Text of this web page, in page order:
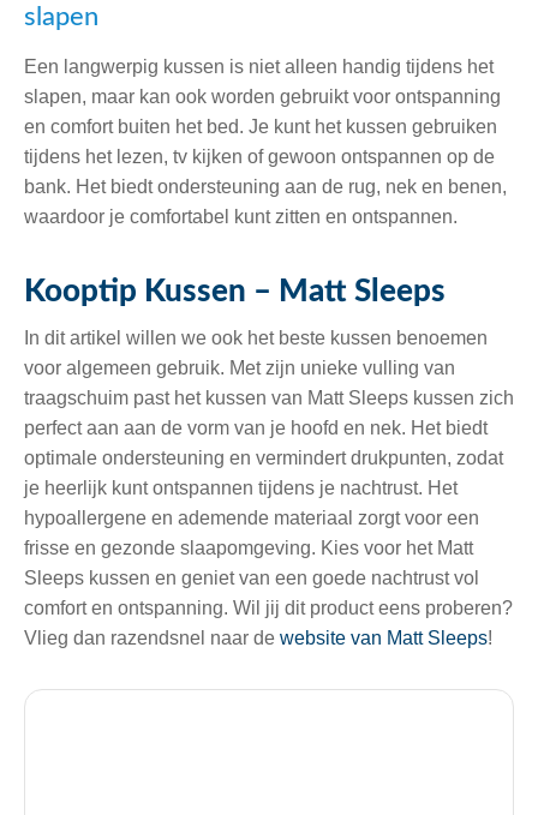
slapen
Een langwerpig kussen is niet alleen handig tijdens het
slapen, maar kan ook worden gebruikt voor ontspanning
en comfort buiten het bed. Je kunt het kussen gebruiken
tijdens het lezen, tv kijken of gewoon ontspannen op de
bank. Het biedt ondersteuning aan de rug, nek en benen,
waardoor je comfortabel kunt zitten en ontspannen.
Kooptip Kussen – Matt Sleeps
In dit artikel willen we ook het beste kussen benoemen
voor algemeen gebruik. Met zijn unieke vulling van
traagschuim past het kussen van Matt Sleeps kussen zich
perfect aan aan de vorm van je hoofd en nek. Het biedt
optimale ondersteuning en vermindert drukpunten, zodat
je heerlijk kunt ontspannen tijdens je nachtrust. Het
hypoallergene en ademende materiaal zorgt voor een
frisse en gezonde slaapomgeving. Kies voor het Matt
Sleeps kussen en geniet van een goede nachtrust vol
comfort en ontspanning. Wil jij dit product eens proberen?
Vlieg dan razendsnel naar de website van Matt Sleeps!